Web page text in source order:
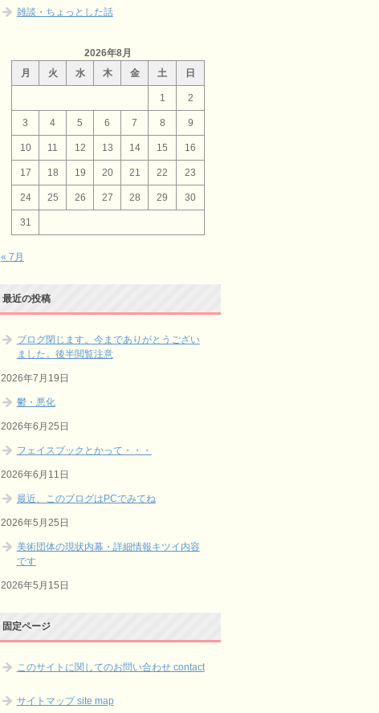
雑談・ちょっとした話
2026年8月
月
火 水 木 金 土 日
1 2
3 4 5 6 7 8 9
10 11 12 13 14 15 16
17 18 19 20 21 22 23
24 25 26 27 28 29 30
31
« 7月
最近の投稿
ブログ閉じます。今までありがとうござい
ました。後半閲覧注意
2026年7月19日
鬱・悪化
2026年6月25日
フェイスブックとかって・・・
2026年6月11日
最近、このブログはPCでみてね
2026年5月25日
美術団体の現状内幕・詳細情報キツイ内容
です
2026年5月15日
固定ページ
このサイトに関してのお問い合わせ contact
サイトマップ site map